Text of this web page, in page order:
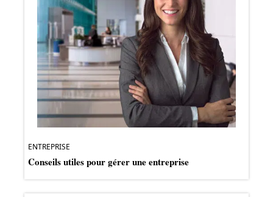
ENTREPRISE
Conseils utiles pour gérer une entreprise